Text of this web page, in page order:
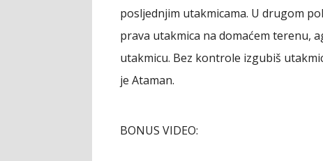
posljednjim utakmicama. U drugom
prava utakmica na domaćem terenu,
utakmicu. Bez kontrole izgubiš
je Ataman.
BONUS VIDEO: